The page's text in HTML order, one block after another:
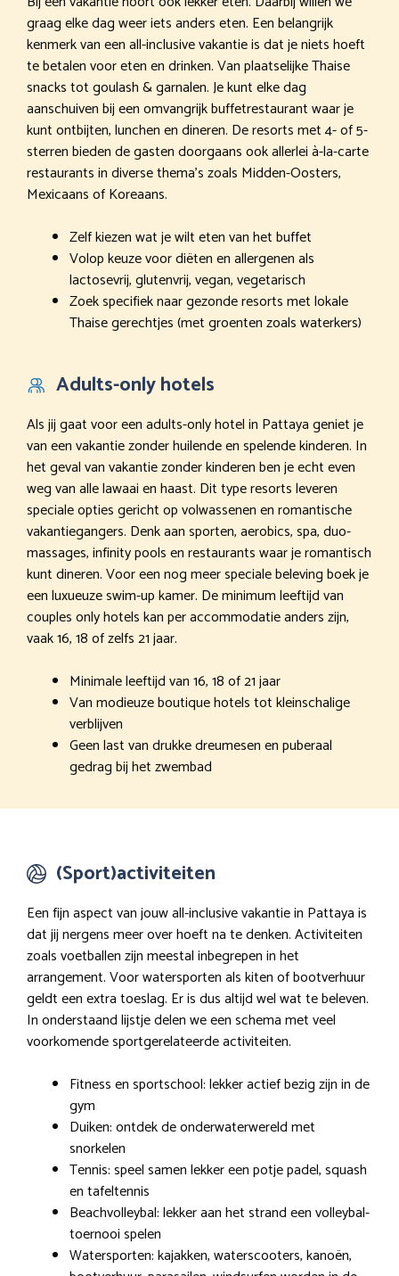
graag elke dag weer iets anders eten. Een belangrijk
kenmerk van een all-inclusive vakantie is dat je niets hoeft
te betalen voor eten en drinken. Van plaatselijke Thaise
snacks tot goulash & garnalen. Je kunt elke dag
aanschuiven bij een omvangrijk buffetrestaurant waar je
kunt ontbijten, lunchen en dineren. De resorts met 4- of 5-
sterren bieden de gasten doorgaans ook allerlei à-la-carte
restaurants in diverse thema’s zoals Midden-Oosters,
Mexicaans of Koreaans.
Zelf kiezen wat je wilt eten van het buffet
Volop keuze voor diëten en allergenen als
lactosevrij, glutenvrij, vegan, vegetarisch
Zoek specifiek naar gezonde resorts met lokale
Thaise gerechtjes (met groenten zoals waterkers)
Adults-only hotels
Als jij gaat voor een adults-only hotel in Pattaya geniet je
van een vakantie zonder huilende en spelende kinderen. In
het geval van vakantie zonder kinderen ben je echt even
weg van alle lawaai en haast. Dit type resorts leveren
speciale opties gericht op volwassenen en romantische
vakantiegangers. Denk aan sporten, aerobics, spa, duo-
massages, infinity pools en restaurants waar je romantisch
kunt dineren. Voor een nog meer speciale beleving boek je
een luxueuze swim-up kamer. De minimum leeftijd van
couples only hotels kan per accommodatie anders zijn,
vaak 16, 18 of zelfs 21 jaar.
Minimale leeftijd van 16, 18 of 21 jaar
Van modieuze boutique hotels tot kleinschalige
verblijven
Geen last van drukke dreumesen en puberaal
gedrag bij het zwembad
(Sport)activiteiten
Een fijn aspect van jouw all-inclusive vakantie in Pattaya is
dat jij nergens meer over hoeft na te denken. Activiteiten
zoals voetballen zijn meestal inbegrepen in het
arrangement. Voor watersporten als kiten of bootverhuur
geldt een extra toeslag. Er is dus altijd wel wat te beleven.
In onderstaand lijstje delen we een schema met veel
voorkomende sportgerelateerde activiteiten.
Fitness en sportschool: lekker actief bezig zijn in de
gym
Duiken: ontdek de onderwaterwereld met
snorkelen
Tennis: speel samen lekker een potje padel, squash
en tafeltennis
Beachvolleybal: lekker aan het strand een volleybal-
toernooi spelen
Watersporten: kajakken, waterscooters, kanoën,